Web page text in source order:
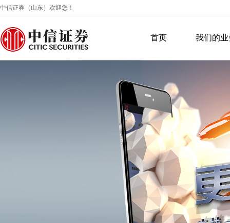
中信证券（山东）欢迎您！
首页 我们的业